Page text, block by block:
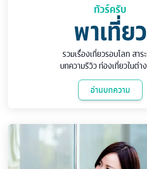
ทัวร์ครับ
พาเที่ยว
รวมเรื่องเที่ยวรอบโลก สาร
บทความรีวิว ท่องเที่ยวในต่า
อ่านบทความ